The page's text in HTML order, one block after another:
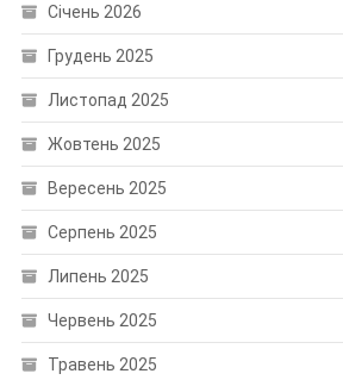
Січень 2026
Грудень 2025
Листопад 2025
Жовтень 2025
Вересень 2025
Серпень 2025
Липень 2025
Червень 2025
Травень 2025